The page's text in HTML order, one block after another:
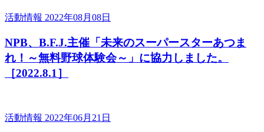
活動情報 2022年08月08日
NPB、B.F.J.主催「未来のスーパースターあつま
れ！～無料野球体験会～」に協力しました。
［2022.8.1］
活動情報 2022年06月21日